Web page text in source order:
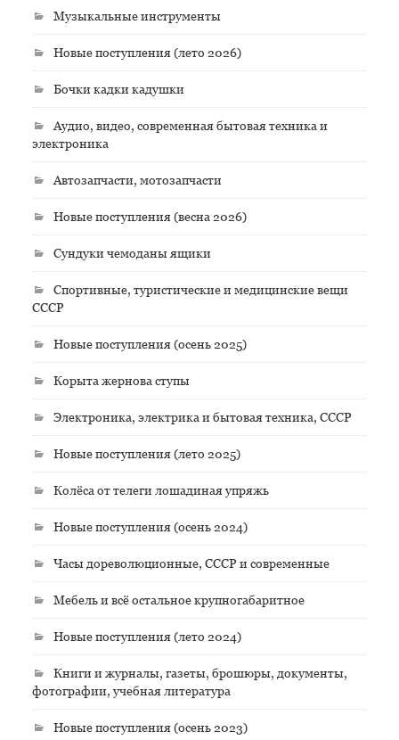
Музыкальные инструменты
Новые поступления (лето 2026)
Бочки кадки кадушки
Аудио, видео, современная бытовая техника и
электроника
Автозапчасти, мотозапчасти
Новые поступления (весна 2026)
Сундуки чемоданы ящики
Спортивные, туристические и медицинские вещи
СССР
Новые поступления (осень 2025)
Корыта жернова ступы
Электроника, электрика и бытовая техника, СССР
Новые поступления (лето 2025)
Колёса от телеги лошадиная упряжь
Новые поступления (осень 2024)
Часы дореволюционные, СССР и современные
Мебель и всё остальное крупногабаритное
Новые поступления (лето 2024)
Книги и журналы, газеты, брошюры, документы,
фотографии, учебная литература
Новые поступления (осень 2023)